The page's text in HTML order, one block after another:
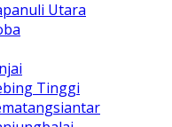
Utara
Tinggi